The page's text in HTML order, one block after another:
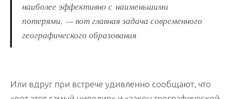
наиболее эффективно с наименьшими
потерями, — вот главная задача современного
географического образования
Или вдруг при встрече удивленно сообщают, что